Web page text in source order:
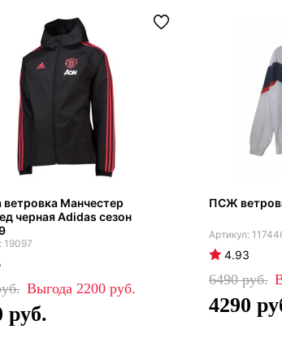
ветровка Манчестер
черная Adidas сезон
19097
2200
ПСЖ
4.93
6490
4290